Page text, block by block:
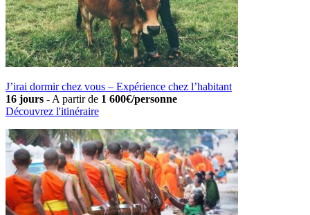
J’irai dormir chez vous – Expérience chez l’habitant
16 jours - A partir de 1 600€/personne
Découvrez l'itinéraire